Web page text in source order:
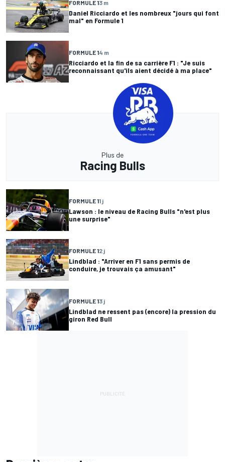
FORMULE 13 m
Daniel Ricciardo et les nombreux "jours qui font
mal" en Formule 1
FORMULE 14 m
Ricciardo et la fin de sa carrière F1 : "Je suis
reconnaissant qu'ils aient décidé à ma place"
Plus de
Racing Bulls
FORMULE 11 j
Lawson : le niveau de Racing Bulls "n'est plus
une surprise"
FORMULE 12 j
Lindblad : "Arriver en F1 sans permis de
conduire, je trouvais ça amusant"
FORMULE 13 j
Lindblad ne ressent pas (encore) la pression du
giron Red Bull